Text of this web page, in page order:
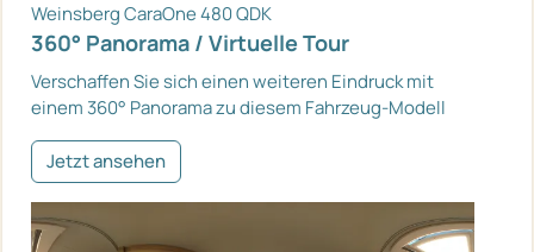
Weinsberg CaraOne 480 QDK
360° Panorama / Virtuelle Tour
Verschaffen Sie sich einen weiteren Eindruck mit
einem 360° Panorama zu diesem Fahrzeug-Modell
Jetzt ansehen